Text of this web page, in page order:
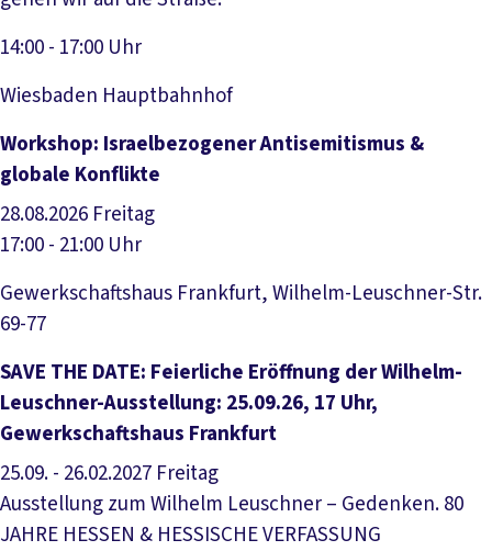
14:00 - 17:00 Uhr
Wiesbaden Hauptbahnhof
Veranstaltung anzeigen
Workshop: Israelbezogener Antisemitismus &
globale Konflikte
28.08.2026 Freitag
17:00 - 21:00 Uhr
Gewerkschaftshaus Frankfurt, Wilhelm-Leuschner-Str.
69-77
Veranstaltung anzeigen
SAVE THE DATE: Feierliche Eröffnung der Wilhelm-
Leuschner-Ausstellung: 25.09.26, 17 Uhr,
Gewerkschaftshaus Frankfurt
25.09. - 26.02.2027 Freitag
Ausstellung zum Wilhelm Leuschner – Gedenken. 80
JAHRE HESSEN & HESSISCHE VERFASSUNG